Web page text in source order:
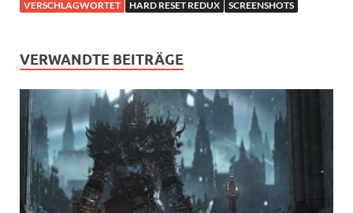
VERSCHLAGWORTET HARD RESET REDUX SCREENSHOTS
VERWANDTE BEITRÄGE